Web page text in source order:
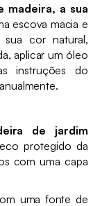
madeira, a sua
escova macia e
cor natural,
aplicar um óleo
instruções do
de jardim
protegido da
com uma capa
uma fonte de